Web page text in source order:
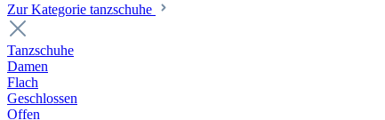
Zur Kategorie tanzschuhe
Tanzschuhe
Damen
Flach
Geschlossen
Offen